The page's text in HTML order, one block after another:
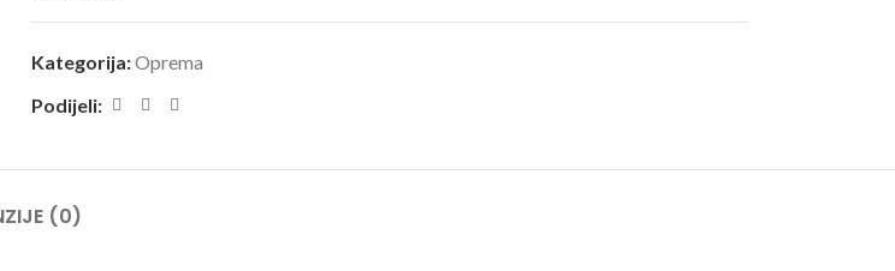
Kategorija:Oprema
Podijeli:
(0)